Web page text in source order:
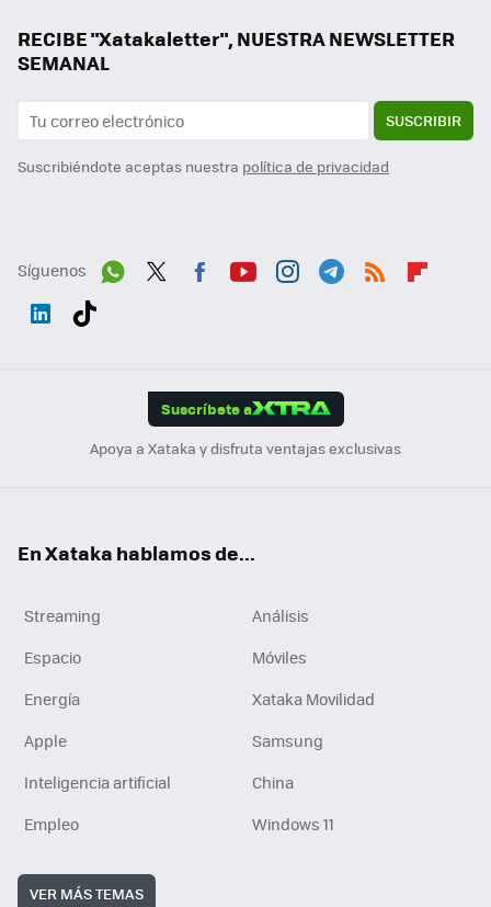
RECIBE "Xatakaletter", NUESTRA NEWSLETTER
SEMANAL
SUSCRIBIR
Suscribiéndote aceptas nuestra política de privacidad
Síguenos
Suscríbete a
Apoya a Xataka y disfruta ventajas exclusivas
En Xataka hablamos de...
Streaming
Análisis
Espacio
Móviles
Energía
Xataka Movilidad
Apple
Samsung
Inteligencia artificial
China
Empleo
Windows 11
VER MÁS TEMAS